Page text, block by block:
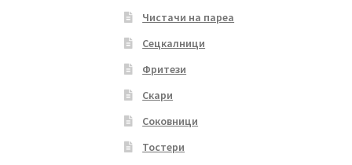
Чистачи на пареа
Сецкалници
Фритези
Скари
Соковници
Тостери